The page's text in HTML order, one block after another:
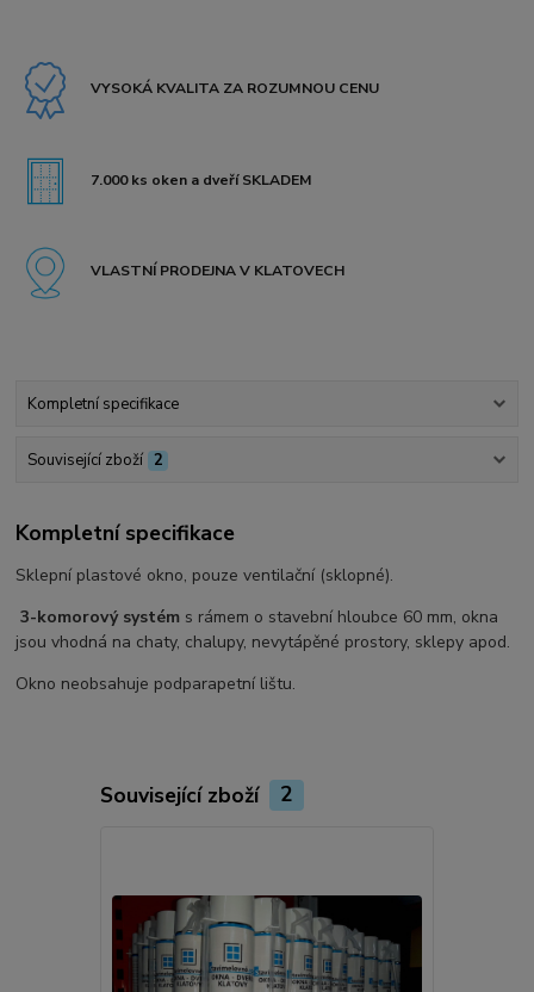
VYSOKÁ KVALITA ZA ROZUMNOU CENU
7.000 ks oken a dveří SKLADEM
VLASTNÍ PRODEJNA V KLATOVECH
Kompletní specifikace
Související zboží 2
Kompletní specifikace
Sklepní plastové okno, pouze ventilační (sklopné).
3-komorový systém s rámem o stavební hloubce 60 mm, okna
jsou vhodná na chaty, chalupy, nevytápěné prostory, sklepy apod.
Okno neobsahuje podparapetní lištu.
Související zboží 2